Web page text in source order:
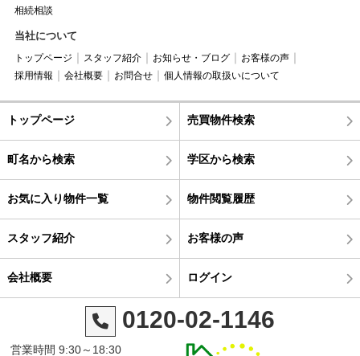
相続相談
当社について
トップページ スタッフ紹介 お知らせ・ブログ
お客様の声
採用情報
会社概要 お問合せ 個人情報の取扱いについて
トップページ 売買物件検索
町名から検索 学区から検索
お気に入り物件一覧 物件閲覧履歴
スタッフ紹介 お客様の声
会社概要 ログイン
0120-02-1146
営業時間 9:30～18:30